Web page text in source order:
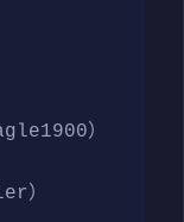
）
）